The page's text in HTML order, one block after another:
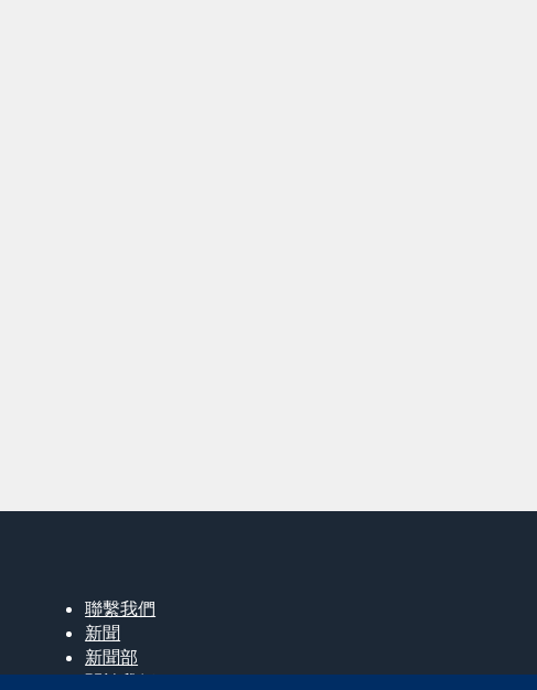
聯繫我們
新聞
新聞部
關於我們